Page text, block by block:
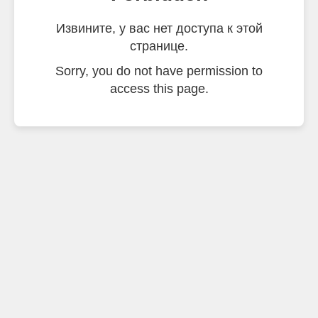
Извините, у вас нет доступа к этой
странице.
Sorry, you do not have permission to
access this page.